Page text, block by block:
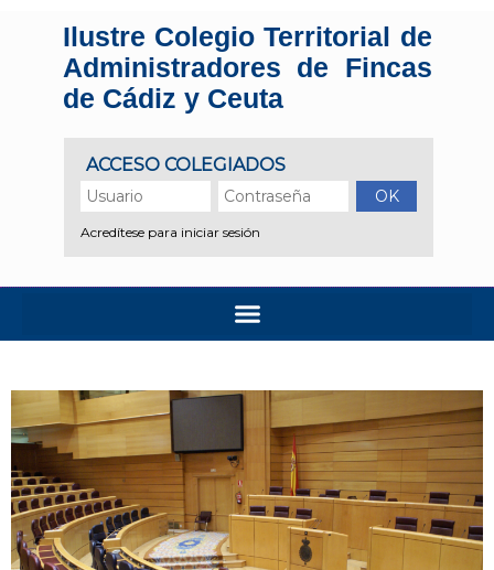
Ilustre Colegio Territorial de
Administradores de Fincas
de Cádiz y Ceuta